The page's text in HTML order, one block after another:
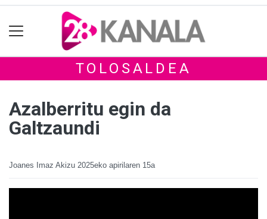
TOLOSALDEA
Azalberritu egin da
Galtzaundi
Joanes Imaz Akizu 2025eko apirilaren 15a